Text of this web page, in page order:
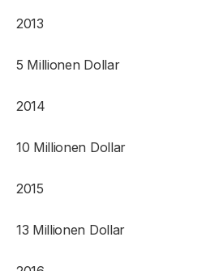
2013
5 Millionen Dollar
2014
10 Millionen Dollar
2015
13 Millionen Dollar